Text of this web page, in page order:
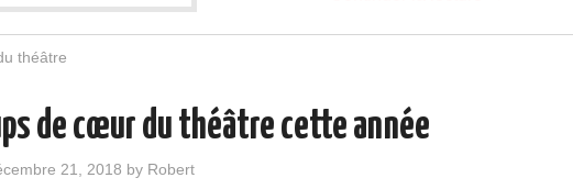
théâtre
de cœur du théâtre cette année
21, 2018 by Robert